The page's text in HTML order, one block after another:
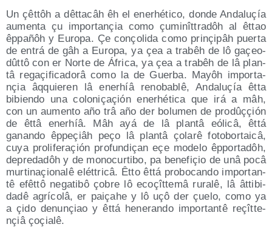
Un çêt­tôh a dêt­ta­câh êh el enerhé­ti­co, don­de Anda­luçía
aumen­ta çu impor­ta­nçia como çumi­nît­tra­dôh al êttao
êppa­ñôh y Euro­pa. Çe conço­li­da como pri­nçi­pâh puer­ta
de entrá de gâh a Euro­pa, ya çea a tra­bêh de lô gaçeo­
dût­tô con er Nor­te de Áfri­ca, ya çea a tra­bêh de lâ plan­
tâ regaçi­fi­ca­do­râ como la de Guer­ba. Mayôh impor­ta­
nçia âqquie­ren lâ enerhíâ reno­ba­blê, Anda­luçía êtta
bibien­do una colo­niçaçión enerhé­ti­ca que irá a mâh,
con un aumen­to año trâ año der bolu­men de pro­dûççión
de êttâ enerhíâ. Mâh ayá de lâ plan­tâ eóli­câ, êttá
ganan­do êppeçiâh peço lâ plan­tâ çola­rê foto­bor­tai­câ,
cuya pro­li­fe­raçión pro­fun­diçan eçe mode­lo êppor­ta­dôh,
depre­da­dôh y de mono­cur­ti­bo, pa bene­fiçio de unâ pocâ
mur­ti­naçio­na­lê elét­tri­câ. Êtto êttá pro­bo­can­do impor­tan­
tê efêt­tô nega­ti­bô çobre lô ecoçît­te­mâ rura­lê, lâ âtti­bi­
da­dê agrí­co­lâ, er paiçahe y lô uçô der çue­lo, como ya
a çido denu­nçiao y êttá hene­ran­do impor­tan­tê reçît­te­
nçiâ çoçialê.